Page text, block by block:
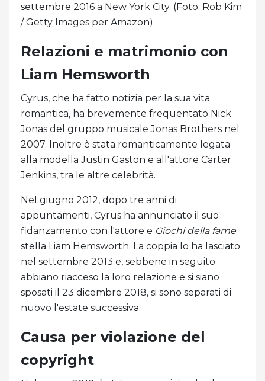
settembre 2016 a New York City. (Foto: Rob Kim
/ Getty Images per Amazon).
Relazioni e matrimonio con
Liam Hemsworth
Cyrus, che ha fatto notizia per la sua vita
romantica, ha brevemente frequentato Nick
Jonas del gruppo musicale Jonas Brothers nel
2007. Inoltre è stata romanticamente legata
alla modella Justin Gaston e all'attore Carter
Jenkins, tra le altre celebrità.
Nel giugno 2012, dopo tre anni di
appuntamenti, Cyrus ha annunciato il suo
fidanzamento con l'attore e Giochi della fame
stella Liam Hemsworth. La coppia lo ha lasciato
nel settembre 2013 e, sebbene in seguito
abbiano riacceso la loro relazione e si siano
sposati il ​​23 dicembre 2018, si sono separati di
nuovo l'estate successiva.
Causa per violazione del
copyright